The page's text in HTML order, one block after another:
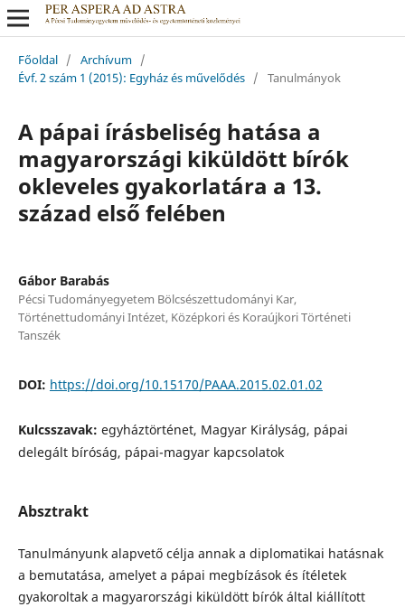
Főoldal / Archívum /
Évf. 2 szám 1 (2015): Egyház és művelődés / Tanulmányok
A pápai írásbeliség hatása a
magyarországi kiküldött bírók
okleveles gyakorlatára a 13.
század első felében
Gábor Barabás
Pécsi Tudományegyetem Bölcsészettudományi Kar,
Történettudományi Intézet, Középkori és Koraújkori Történeti
Tanszék
DOI: https://doi.org/10.15170/PAAA.2015.02.01.02
Kulcsszavak: egyháztörténet, Magyar Királyság, pápai
delegált bíróság, pápai-magyar kapcsolatok
Absztrakt
Tanulmányunk alapvető célja annak a diplomatikai hatásnak
a bemutatása, amelyet a pápai megbízások és ítéletek
gyakoroltak a magyarországi kiküldött bírók által kiállított